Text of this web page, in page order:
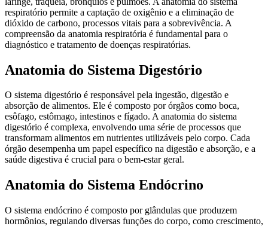
respiratório permite a captação de oxigênio e a eliminação de
dióxido de carbono, processos vitais para a sobrevivência. A
compreensão da anatomia respiratória é fundamental para o
diagnóstico e tratamento de doenças respiratórias.
Anatomia do Sistema Digestório
O sistema digestório é responsável pela ingestão, digestão e
absorção de alimentos. Ele é composto por órgãos como boca,
esôfago, estômago, intestinos e fígado. A anatomia do sistema
digestório é complexa, envolvendo uma série de processos que
transformam alimentos em nutrientes utilizáveis pelo corpo. Cada
órgão desempenha um papel específico na digestão e absorção, e a
saúde digestiva é crucial para o bem-estar geral.
Anatomia do Sistema Endócrino
O sistema endócrino é composto por glândulas que produzem
hormônios, regulando diversas funções do corpo, como crescimento,